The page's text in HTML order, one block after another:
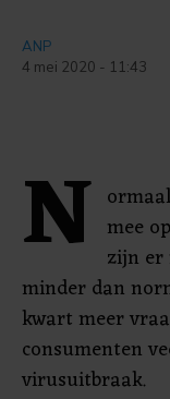
ANP
4 mei 2020 - 11:43
N mee
zijn er
minder dan
kwart meer
consumenten
virusuitbraak.